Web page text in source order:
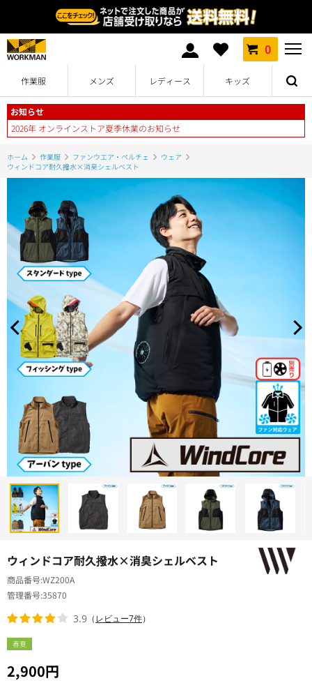
0
作業服 メンズ レディース キッズ
お知らせ
2026年 オンラインストア夏季休業のお知らせ
ホーム 作業服 ファンウエア・ペルチェ
ウェア
ウィンドコア耐久撥水×消臭シェルベスト
ウィンドコア耐久撥水×消臭シェルベスト
春夏
2,900円
商品番号WZ200A
管理番号35870
3.9 （レビュー7件）